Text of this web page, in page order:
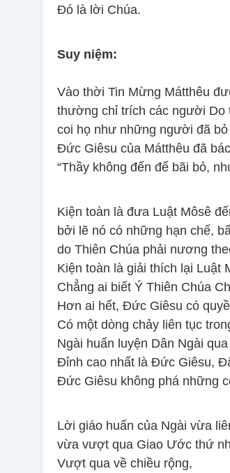
Ðó là lời Chúa.
Suy niệm:
Vào thời Tin Mừng Mátthêu
thường chỉ trích các người Do
coi họ như những người đã
Đức Giêsu của Mátthêu đã
“Thầy không đến để bãi bỏ,
Kiện toàn là đưa Luật Môsê
bởi lẽ nó có những hạn chế,
do Thiên Chúa phải nương
Kiện toàn là giải thích lại Luật
Chẳng ai biết Ý Thiên Chúa
Hơn ai hết, Đức Giêsu có
Có một dòng chảy liên tục
Ngài huấn luyện Dân Ngài
Đỉnh cao nhất là Đức Giêsu,
Đức Giêsu không phá những
Lời giáo huấn của Ngài vừa
vừa vượt qua Giao Ước thứ
Vượt qua về chiều rộng,